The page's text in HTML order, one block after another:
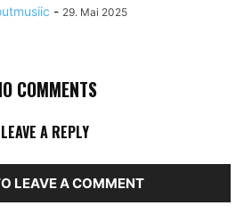
- 29. Mai 2025
COMMENTS
LEAVE A REPLY
LEAVE A COMMENT